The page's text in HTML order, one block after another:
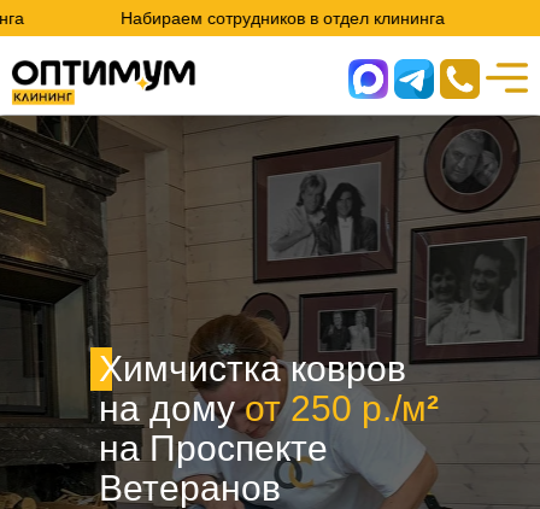
Набираем сотрудников в отдел клининга Набираем
Химчистка ковров
на домуот 250 р./м²
на Проспекте
Ветеранов